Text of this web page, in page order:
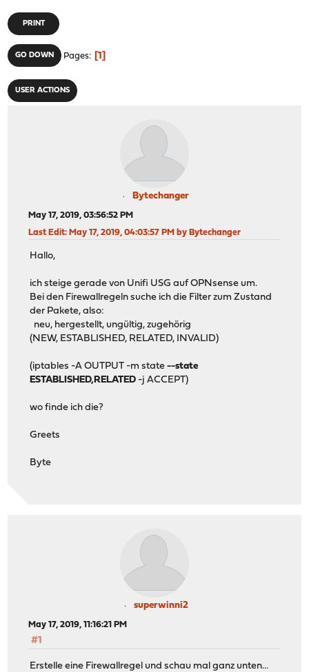
PRINT
GO DOWN Pages 1
USER ACTIONS
Bytechanger
May 17, 2019, 03:56:52 PM
Last Edit: May 17, 2019, 04:03:57 PM by Bytechanger
Hallo,
ich steige gerade von Unifi USG auf OPNsense um.
Bei den Firewallregeln suche ich die Filter zum Zustand
der Pakete, also:
neu, hergestellt, ungültig, zugehörig
(NEW, ESTABLISHED, RELATED, INVALID)
(iptables -A OUTPUT -m state--state
ESTABLISHED,RELATED -j ACCEPT)
wo finde ich die?
Greets
Byte
superwinni2
May 17, 2019, 11:16:21 PM
#1
Erstelle eine Firewallregel und schau mal ganz unten...